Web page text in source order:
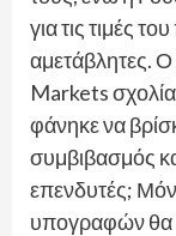
για τις τιμές
αμετάβλητες.
Markets
φάνηκε να
συμβιβασμός
επενδυτές;
υπογραφών θα